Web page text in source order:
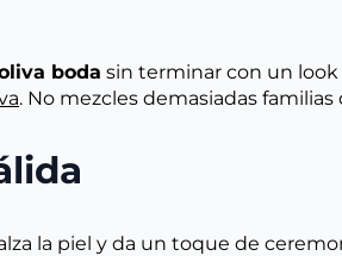
boda sin terminar con un look
. No mezcles demasiadas familias
la piel y da un toque de